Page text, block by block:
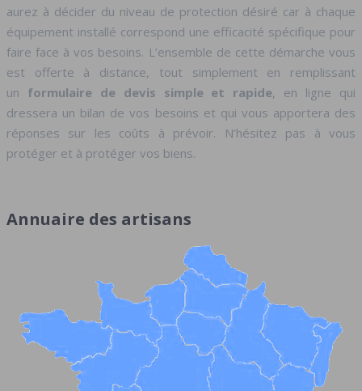
aurez à décider du niveau de protection désiré car à chaque
équipement installé correspond une efficacité spécifique pour
faire face à vos besoins. L’ensemble de cette démarche vous
est offerte à distance, tout simplement en remplissant
un formulaire de devis simple et rapide, en ligne qui
dressera un bilan de vos besoins et qui vous apportera des
réponses sur les coûts à prévoir. N’hésitez pas à vous
protéger et à protéger vos biens.
Annuaire des artisans